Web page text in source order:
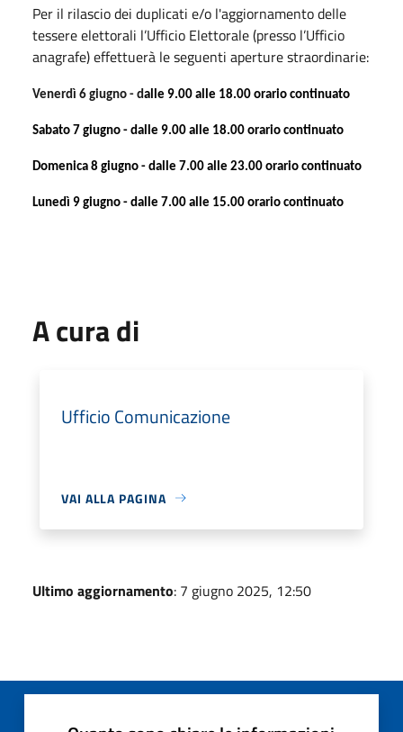
Per il rilascio dei duplicati e/o l'aggiornamento delle
tessere elettorali l’Ufficio Elettorale (presso l’Ufficio
anagrafe) effettuerà le seguenti aperture straordinarie:
Venerdì 6 giugno - dalle 9.00 alle 18.00 orario continuato
Sabato 7 giugno - dalle 9.00 alle 18.00 orario continuato
Domenica 8 giugno - dalle 7.00 alle 23.00 orario continuato
Lunedì 9 giugno - dalle 7.00 alle 15.00 orario continuato
A cura di
Ufficio Comunicazione
VAI ALLA PAGINA
Ultimo aggiornamento: 7 giugno 2025, 12:50